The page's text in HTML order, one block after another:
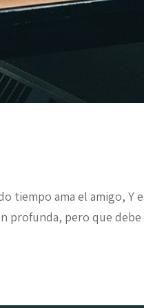
tiempo ama el amigo, Y
profunda, pero que debe